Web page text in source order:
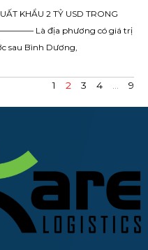
KHẨU 2 TỶ USD TRONG
Là địa phương có giá trị
sau Bình Dương,
1 2 3 4 9